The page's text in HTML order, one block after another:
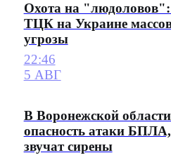
Охота на "людоловов":
ТЦК на Украине
угрозы
22:46
5 АВГ
В Воронежской
опасность атаки
звучат сирены